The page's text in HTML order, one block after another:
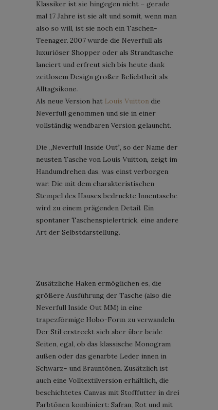
Klassiker ist sie hingegen nicht – gerade
mal 17 Jahre ist sie alt und somit, wenn man
also so will, ist sie noch ein Taschen-
Teenager. 2007 wurde die Neverfull als
luxuriöser Shopper oder als Strandtasche
lanciert und erfreut sich bis heute dank
zeitlosem Design großer Beliebtheit als
Alltagsikone.
Als neue Version hat Louis Vuitton die
Neverfull genommen und sie in einer
vollständig wendbaren Version gelauncht.
Die „Neverfull Inside Out“, so der Name der
neusten Tasche von Louis Vuitton, zeigt im
Handumdrehen das, was einst verborgen
war: Die mit dem charakteristischen
Stempel des Hauses bedruckte Innentasche
wird zu einem prägenden Detail. Ein
spontaner Taschenspielertrick, eine andere
Art der Selbstdarstellung.
Zusätzliche Haken ermöglichen es, die
größere Ausführung der Tasche (also die
Neverfull Inside Out MM) in eine
trapezförmige Hobo-Form zu verwandeln.
Der Stil erstreckt sich aber über beide
Seiten, egal, ob das klassische Monogram
außen oder das genarbte Leder innen in
Schwarz- und Brauntönen. Zusätzlich ist
auch eine Volltextilversion erhältlich, die
beschichtetes Canvas mit Stofffutter in drei
Farbtönen kombiniert: Safran, Rot und mit